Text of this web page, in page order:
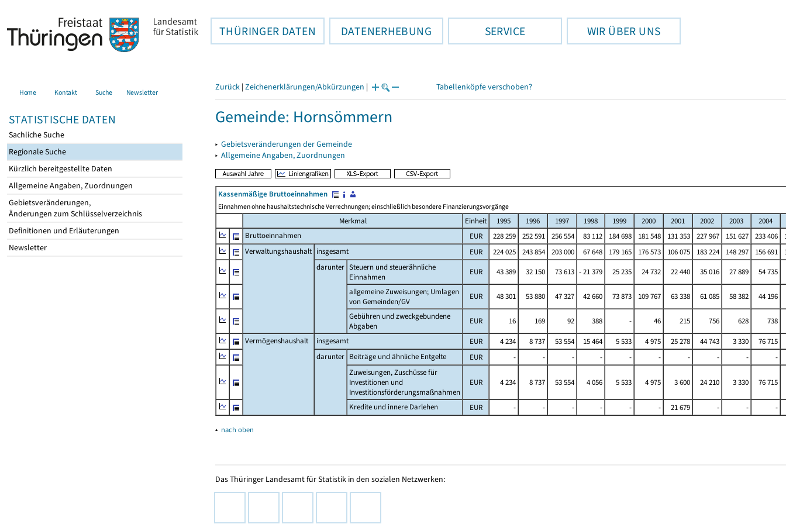
THÜRINGER DATEN DATENERHEBUNG SERVICE WIR ÜBER UNS
Home Kontakt Suche Newsletter
STATISTISCHE DATEN
Sachliche Suche
Regionale Suche
Kürzlich bereitgestellte Daten
Allgemeine Angaben, Zuordnungen
Gebietsveränderungen,
Änderungen zum Schlüsselverzeichnis
Definitionen und Erläuterungen
Newsletter
Zurück | Zeichenerklärungen/Abkürzungen | Tabellenköpfe verschoben?
Gemeinde: Hornsömmern
▸ Gebietsveränderungen der Gemeinde
▸ Allgemeine Angaben, Zuordnungen
Kassenmäßige Bruttoeinnahmen
Einnahmen ohne haushaltstechnische Verrechnungen; einschließlich besondere Finanzierungsvorgänge
Merkmal Einheit 1995 1996 1997 1998 1999 2000 2001 2002 2003
2004
Bruttoeinnahmen
EUR 228 259 252 591 256 554 83 112 184 698 181 548 131 353 227 967 151 627 233 406
Verwaltungshaushalt insgesamt EUR 224 025 243 854 203 000 67 648 179 165 176 573 106 075 183 224 148 297 156 691
darunter Steuern und steuerähnliche
Einnahmen
EUR 43 389 32 150 73 613 - 21 379 25 235 24 732 22 440 35 016 27 889
54 735
allgemeine Zuweisungen; Umlagen
von Gemeinden/GV
EUR 48 301 53 880 47 327 42 660 73 873 109 767 63 338 61 085 58 382
44 196
Gebühren und zweckgebundene
Abgaben
EUR 16 169 92 388 - 46 215 756 628
738
Vermögenshaushalt
insgesamt EUR 4 234 8 737 53 554 15 464 5 533 4 975 25 278 44 743 3 330
76 715
darunter Beiträge und ähnliche Entgelte EUR - - - - - - - - -
-
Zuweisungen, Zuschüsse für
Investitionen und
Investitionsförderungsmaßnahmen
EUR 4 234 8 737 53 554 4 056 5 533 4 975 3 600 24 210 3 330 76 715
Kredite und innere Darlehen EUR - - - - - - 21 679 - - -
▴ nach oben
Das Thüringer Landesamt für Statistik in den sozialen Netzwerken: